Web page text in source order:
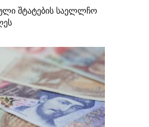
შტატების საელლჩო